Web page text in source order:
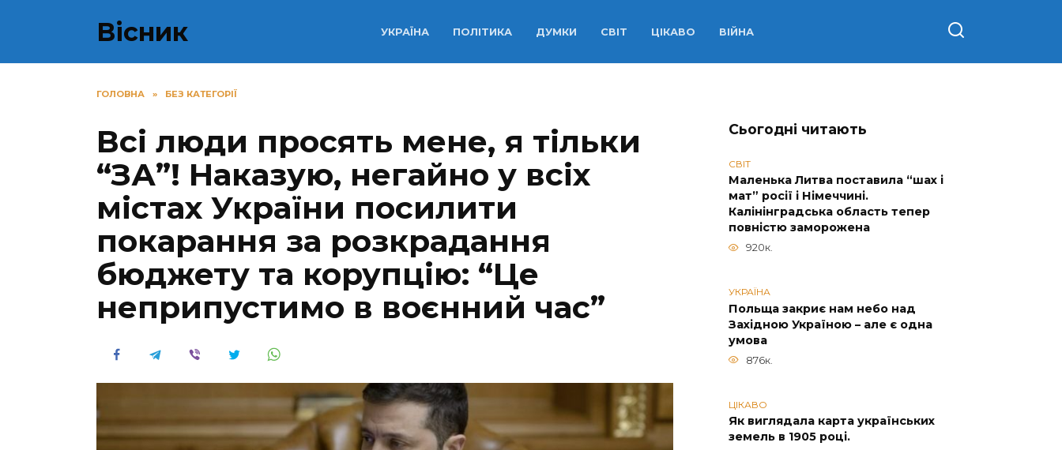
Вісник УКРАЇНА ПОЛІТИКА ДУМКИ СВІТ ЦІКАВО ВІЙНА
ГОЛОВНА » БЕЗ КАТЕГОРІЇ
Всі люди просять мене, я тільки
“ЗА”! Наказую, негайно у всіх
містах України посилити
покарання за розкрадання
бюджету та корупцію: “Це
неприпустимо в воєнний час”
Сьогодні читають
СВІТ
Маленька Литва поставила “шах і
мат” росії і Німеччині.
Калінінградська область тепер
повністю заморожена
920к.
УКРАЇНА
Польща закриє нам небо над
Західною Україною – але є одна
умова
876к.
ЦІКАВО
Як виглядала карта українських
земель в 1905 році.